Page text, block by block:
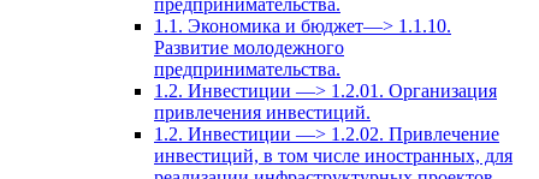
предпринимательства.
1.1. Экономика и бюджет—> 1.1.10.
Развитие молодежного
предпринимательства.
1.2. Инвестиции —> 1.2.01. Организация
привлечения инвестиций.
1.2. Инвестиции —> 1.2.02. Привлечение
инвестиций, в том числе иностранных, для